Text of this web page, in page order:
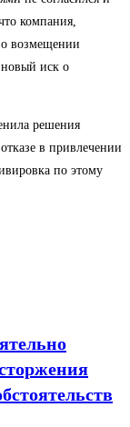
компания,
о возмещении
новый иск о
решения
в привлечении
по этому